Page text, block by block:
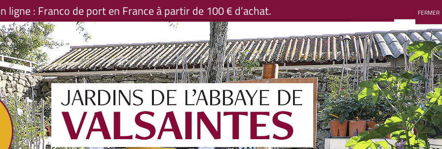
PANIER Mon compte
ligne : Franco de port en France à partir de 100 € d’achat.